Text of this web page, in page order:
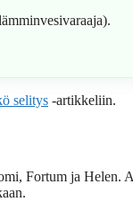
selitys -artikkeliin.
Fortum ja Helen.